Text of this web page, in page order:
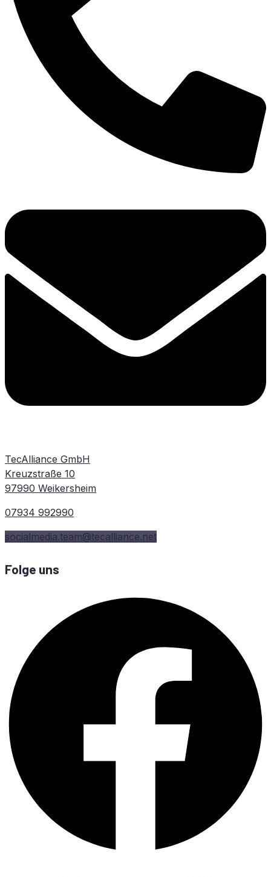
TecAlliance GmbH
Kreuzstraße 10
97990 Weikersheim
07934 992990
socialmedia.team@tecalliance.net
Folge uns